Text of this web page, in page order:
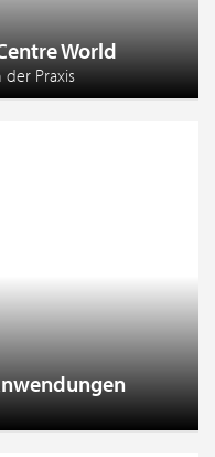
World
Praxis